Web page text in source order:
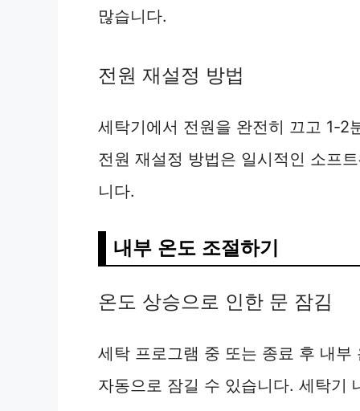
많습니다.
전원 재설정 방법
세탁기에서 전원을 완전히 끄고 1-2
전원 재설정 방법은 일시적인 소프
니다.
내부 온도 조절하기
온도 상승으로 인한 문 잠김
세탁 프로그램 중 또는 종료 후 내
자동으로 잠길 수 있습니다. 세탁기